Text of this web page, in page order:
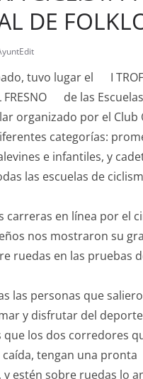
DE
tuvo lugar el
I
FRESNO
de las
organizado por el Club
categorías:
e infantiles, y
las escuelas de
carreras en línea por el
nos mostraron su
ruedas en las pruebas
las personas que
y disfrutar del deporte
que los dos corredores
tengan una pronta
estén sobre ruedas lo